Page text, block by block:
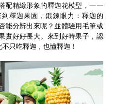
配精緻形象的釋迦花模型，一一
釋迦果園，鍛鍊眼力：釋迦的
能分辨出來呢？並體驗用毛筆或
實好好長大。來到好時果子，認
只吃釋迦，也懂釋迦！